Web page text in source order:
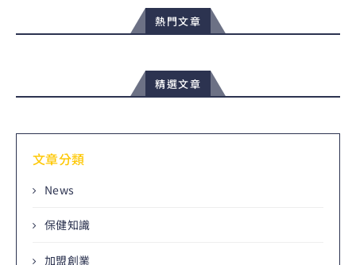
熱門文章
精選文章
文章分類
News
保健知識
加盟創業